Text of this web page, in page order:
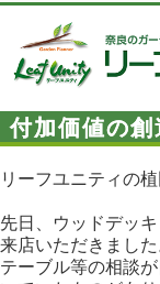
付加価値の創
リーフユニティの植
先日、ウッドデッ
来店いただきました
テーブル等の相談